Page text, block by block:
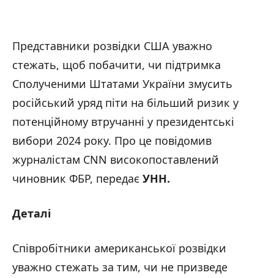
Представники розвідки США уважно
стежать, щоб побачити, чи підтримка
Сполученими Штатами України змусить
російський уряд піти на більший ризик у
потенційному втручанні у президентські
вибори 2024 року. Про це повідомив
журналістам CNN високопоставлений
чиновник ФБР, передає УНН.
Деталі
Співробітники американської розвідки
уважно стежать за тим, чи не призведе